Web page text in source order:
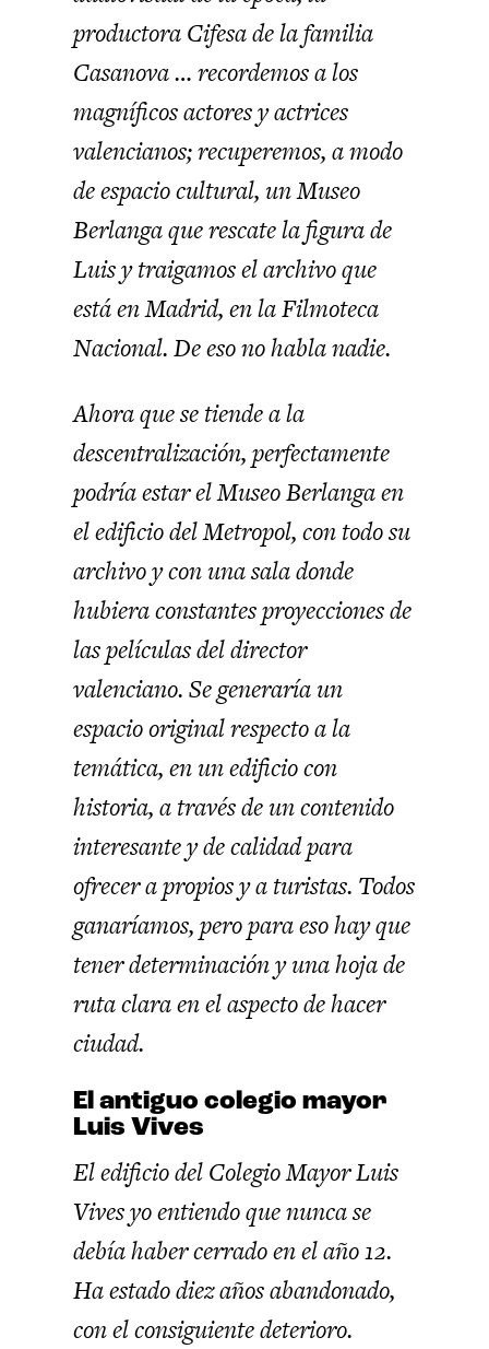
productora Cifesa de la familia
Casanova … recordemos a los
magníficos actores y actrices
valencianos; recuperemos, a modo
de espacio cultural, un Museo
Berlanga que rescate la figura de
Luis y traigamos el archivo que
está en Madrid, en la Filmoteca
Nacional. De eso no habla nadie.
Ahora que se tiende a la
descentralización, perfectamente
podría estar el Museo Berlanga en
el edificio del Metropol, con todo su
archivo y con una sala donde
hubiera constantes proyecciones de
las películas del director
valenciano. Se generaría un
espacio original respecto a la
temática, en un edificio con
historia, a través de un contenido
interesante y de calidad para
ofrecer a propios y a turistas. Todos
ganaríamos, pero para eso hay que
tener determinación y una hoja de
ruta clara en el aspecto de hacer
ciudad.
El antiguo colegio mayor
Luis Vives
El edificio del Colegio Mayor Luis
Vivesyo entiendo que nunca se
debía haber cerrado en el año 12.
Ha estado diez años abandonado,
con el consiguiente deterioro.